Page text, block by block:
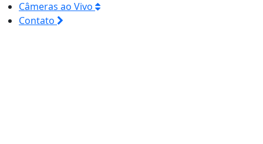
Câmeras ao Vivo
Contato